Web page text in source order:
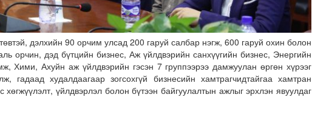
дэлхийн 90 орчим улсад 200 гаруй салбар нэгж, 600 гаруй охин болон
орчин, дэд бүтцийн бизнес, Аж үйлдвэрийн санхүүгийн бизнес, Энергийн
Хими, Ахуйн аж үйлдвэрийн гэсэн 7 группээрээ дамжуулан өргөн хүрээг
гадаад худалдаагаар зогсохгүй бизнесийн хамтрагчидтайгаа хамтран
хөгжүүлэлт, үйлдвэрлэл болон бүтээн байгуулалтын ажлыг эрхлэн явуулдаг